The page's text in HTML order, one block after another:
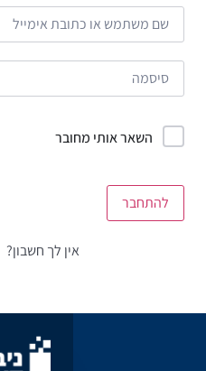
השאר אותי מחובר
להתחבר
אין לך חשבון?